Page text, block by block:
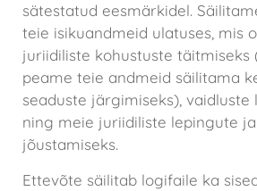
sätestatud eesmärkidel.
teie isikuandmeid ulatuses, mis
juriidiliste kohustuste täitmiseks
peame teie andmeid säilitama
seaduste järgimiseks), vaidluste
ning meie juriidiliste lepingute
jõustamiseks.
Ettevõte säilitab logifaile ka